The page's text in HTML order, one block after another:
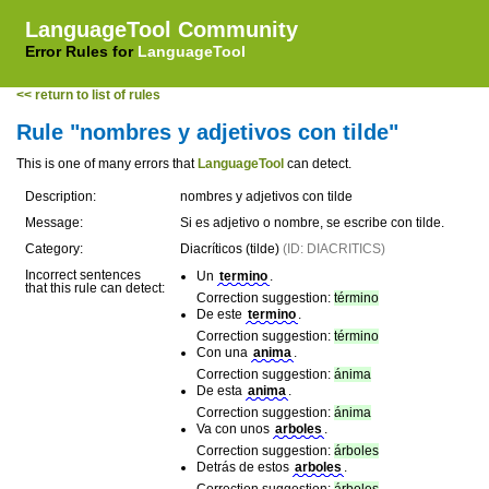
LanguageTool Community
Error Rules for LanguageTool
<< return to list of rules
Rule "nombres y adjetivos con tilde"
This is one of many errors that LanguageTool can detect.
Description:
nombres y adjetivos con tilde
Message:
Si es adjetivo o nombre, se escribe con tilde.
Category:
Diacríticos (tilde) (ID: DIACRITICS)
Incorrect sentences
that this rule can detect:
Un termino .
Correction suggestion: término
De este termino .
Correction suggestion: término
Con una anima .
Correction suggestion: ánima
De esta anima .
Correction suggestion: ánima
Va con unos arboles .
Correction suggestion: árboles
Detrás de estos arboles .